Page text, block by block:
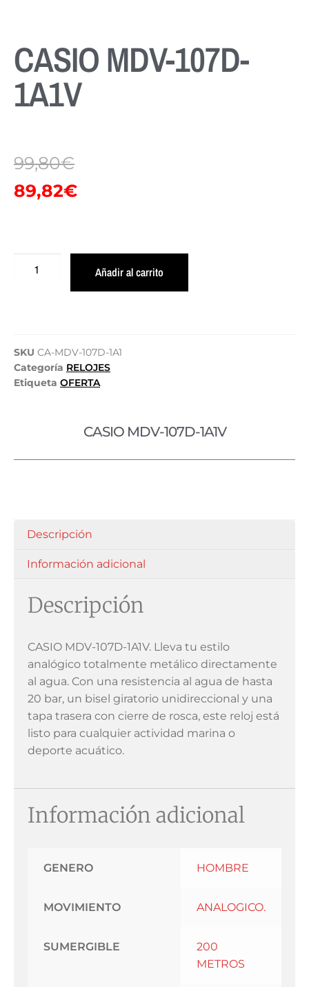
CASIO MDV-107D-
1A1V
99,80€
89,82€
Añadir al carrito
SKU CA-MDV-107D-1A1
Categoría RELOJES
Etiqueta OFERTA
CASIO MDV-107D-1A1V
Descripción
Información adicional
Descripción
CASIO MDV-107D-1A1V. Lleva tu estilo
analógico totalmente metálico directamente
al agua. Con una resistencia al agua de hasta
20 bar, un bisel giratorio unidireccional y una
tapa trasera con cierre de rosca, este reloj está
listo para cualquier actividad marina o
deporte acuático.
Información adicional
GENERO HOMBRE
MOVIMIENTO ANALOGICO.
SUMERGIBLE
200
METROS